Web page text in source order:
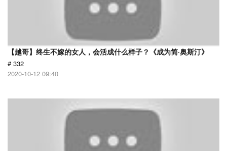
【越哥】终生不嫁的女人，会活成什么样子？《成为简·奥斯汀》
# 332
2020-10-12 09:40